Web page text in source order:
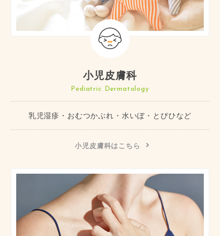
小児皮膚科
Pediatric Dermatology
乳児湿疹・おむつかぶれ・水いぼ・とびひなど
小児皮膚科はこちら